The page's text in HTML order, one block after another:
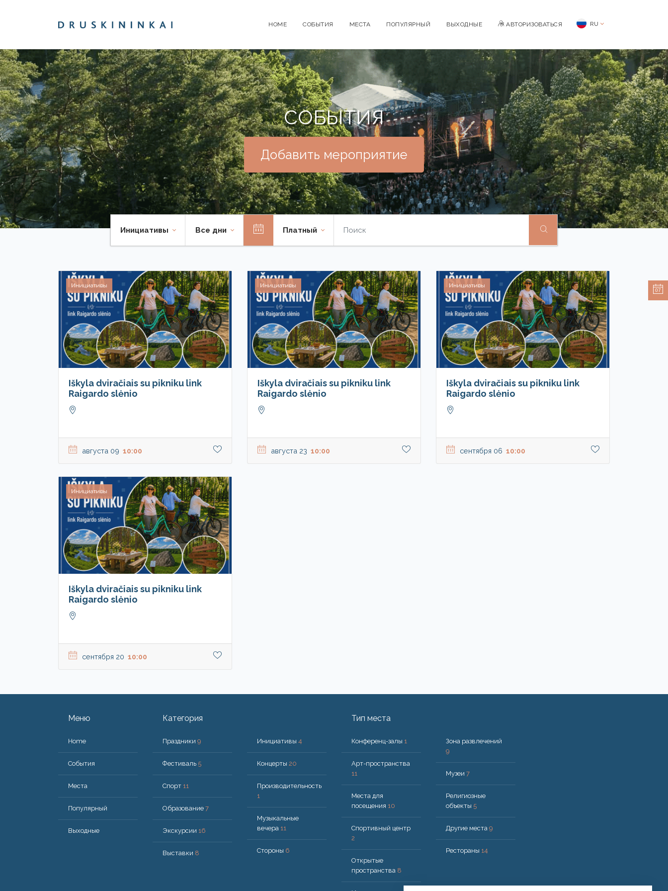
HOME СОБЫТИЯ МЕСТА ПОПУЛЯРНЫЙ BЫХОДНЫЕ АВТОРИЗОВАТЬСЯ RU
СОБЫТИЯ
Добавить мероприятие
Инициативы Все дни Платный
Инициативы
Iškyla dviračiais su pikniku link
Raigardo slėnio
августа 09 10:00
Инициативы
Iškyla dviračiais su pikniku link
Raigardo slėnio
августа 23 10:00
Инициативы
Iškyla dviračiais su pikniku link
Raigardo slėnio
сентября 06 10:00
Инициативы
Iškyla dviračiais su pikniku link
Raigardo slėnio
сентября 20 10:00
Меню
Home
События
Места
Популярный
Bыходные
Категория
Праздники 9
Фестиваль 5
Спорт 11
Образование 7
Экскурсии 16
Выставки 8
Инициативы 4
Концерты 20
Производительность
1
Музыкальные
вечера 11
Стороны 6
Тип места
Конференц-залы 1
Арт-пространства
11
Места для
посещения 10
Спортивный центр
2
Открытые
пространства 8
Зона развлечений
9
Музеи 7
Религиозные
объекты 5
Другие места 9
Рестораны 14
07